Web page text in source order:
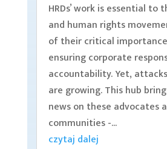
HRDs’ work is essential to
and human rights
of their critical
ensuring corporate
accountability. Yet,
are growing. This hub
news on these advocates
communities -...
czytaj dalej